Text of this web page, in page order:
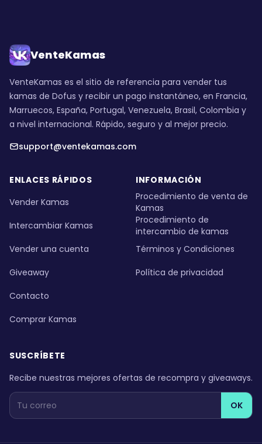
VenteKamas
VenteKamas es el sitio de referencia para vender tus
kamas de Dofus y recibir un pago instantáneo, en Francia,
Marruecos, España, Portugal, Venezuela, Brasil, Colombia y
a nivel internacional. Rápido, seguro y al mejor precio.
support@ventekamas.com
ENLACES RÁPIDOS
Vender Kamas
Intercambiar Kamas
Vender una cuenta
Giveaway
Contacto
Comprar Kamas
INFORMACIÓN
Procedimiento de venta de
Kamas
Procedimiento de
intercambio de kamas
Términos y Condiciones
Política de privacidad
SUSCRÍBETE
Recibe nuestras mejores ofertas de recompra y giveaways.
OK